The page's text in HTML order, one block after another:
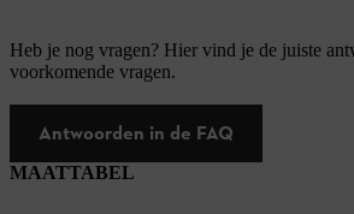
Heb je nog vragen? Hier vind je de juiste
voorkomende vragen.
Antwoorden in de FAQ
MAATTABEL